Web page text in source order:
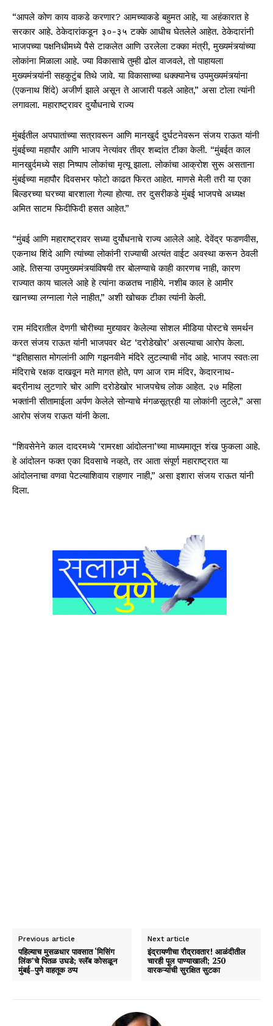
“आपले कोण काय वाकडे करणार? आमच्याकडे बहुमत आहे, या अहंकारात हे
सरकार आहे. ठेकेदारांकडून ३०-३५ टक्के आधीच घेतलेले आहेत. ठेकेदारांनी
भाजपच्या पक्षनिधीमध्ये पैसे टाकलेत आणि उरलेला टक्का मंत्री, मुख्यमंत्र्यांच्या
लोकांना मिळाला आहे. ज्या विकासाचे तुम्ही ढोल वाजवले, तो पाहायला
मुख्यमंत्र्यांनी सहकुटुंब तिथे जावे. या विकासाच्या धक्क्यानेच उपमुख्यमंत्र्यांना
(एकनाथ शिंदे) अजीर्ण झाले असून ते आजारी पडले आहेत,” असा टोला त्यांनी
लगावला. महाराष्ट्रावर दुर्योधनाचे राज्य
मुंबईतील अपघातांच्या सत्रावरून आणि मानखुर्द दुर्घटनेवरून संजय राऊत यांनी
मुंबईच्या महापौर आणि भाजप नेत्यांवर तीव्र शब्दांत टीका केली. “मुंबईत काल
मानखुर्दमध्ये सहा निष्पाप लोकांचा मृत्यू झाला. लोकांचा आक्रोश सुरू असताना
मुंबईच्या महापौर दिवसभर फोटो काढत फिरत आहेत. माणसे मेली तरी या एका
बिल्डरच्या घरच्या बारशाला गेल्या होत्या. तर दुसरीकडे मुंबई भाजपचे अध्यक्ष
अमित साटम फिदीफिदी हसत आहेत.”
“मुंबई आणि महाराष्ट्रावर सध्या दुर्योधनाचे राज्य आलेले आहे. देवेंद्र फडणवीस,
एकनाथ शिंदे आणि त्यांच्या लोकांनी राज्याची अत्यंत वाईट अवस्था करून ठेवली
आहे. तिसऱ्या उपमुख्यमंत्र्यांविषयी तर बोलण्याचे काही कारणच नाही, कारण
राज्यात काय चालले आहे हे त्यांना कळतच नाहीये. नशीब काल हे आमीर
खानच्या लग्नाला गेले नाहीत,” अशी खोचक टीका त्यांनी केली.
राम मंदिरातील देणगी चोरीच्या मुद्द्यावर केलेल्या सोशल मीडिया पोस्टचे समर्थन
करत संजय राऊत यांनी भाजपवर थेट ‘दरोडेखोर’ असल्याचा आरोप केला.
“इतिहासात मोगलांनी आणि गझनवीने मंदिरे लुटल्याची नोंद आहे. भाजप स्वतःला
मंदिराचे रक्षक दाखवून मते मागत होते, पण आज राम मंदिर, केदारनाथ-
बद्रीनाथ लुटणारे चोर आणि दरोडेखोर भाजपचेच लोक आहेत. २७ महिला
भक्तांनी सीतामाईला अर्पण केलेले सोन्याचे मंगळसूत्रही या लोकांनी लुटले,” असा
आरोप संजय राऊत यांनी केला.
“शिवसेनेने काल दादरमध्ये ‘रामरक्षा आंदोलना’च्या माध्यमातून शंख फुकला आहे.
हे आंदोलन फक्त एका दिवसाचे नव्हते, तर आता संपूर्ण महाराष्ट्रात या
आंदोलनाचा वणवा पेटल्याशिवाय राहणार नाही,” असा इशारा संजय राऊत यांनी
दिला.
Previous article
पहिल्याच मुसळधार पावसात ‘मिसिंग
लिंक’चे पितळ उघडे; स्लॅब कोसळून
मुंबई–पुणे वाहतूक ठप्प
Next article
इंद्रायणीचा रौद्रावतार! आळंदीतील
चारही पूल पाण्याखाली; 250
वारकऱ्यांची सुरक्षित सुटका